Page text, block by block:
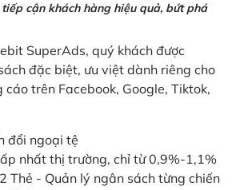
cận khách hàng hiệu quả, bứt phá
SuperAds, quý khách được
đặc biệt, ưu việt dành riêng cho
cáo trên Facebook, Google, Tiktok,
đổi ngoại tệ
nhất thị trường, chỉ từ 0,9%-1,1%
Thẻ - Quản lý ngân sách từng chiến